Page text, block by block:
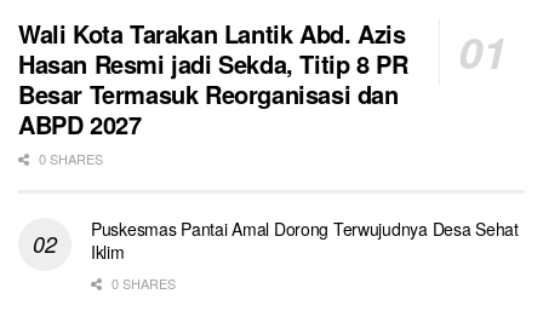
Wali Kota Tarakan Lantik Abd. Azis
Hasan Resmi jadi Sekda, Titip 8 PR
Besar Termasuk Reorganisasi dan
ABPD 2027
0 SHARES
Puskesmas Pantai Amal Dorong Terwujudnya Desa Sehat
Iklim
0 SHARES